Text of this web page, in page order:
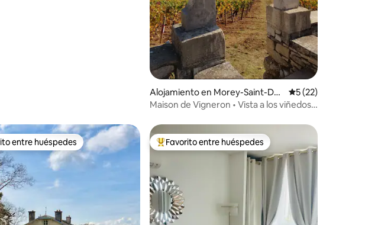
Alojamiento en Morey-Saint-De
nis
Calificación
5 (22)
Maison de Vigneron • Vista a los viñedos y
entre huéspedes
entre huéspedes Favorito entre huéspedes preferido
Favorito entre huéspedes